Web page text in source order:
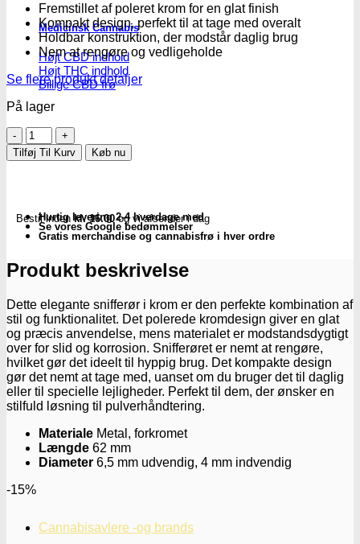
Medicinsk Cannabis
Højt CBD indhold
Højt THC indhold
Billige CBD frø
Cannabisavlere -og brands
Fremstillet af poleret krom for en glat finish
Kompakt design, perfekt til at tage med overalt
Holdbar konstruktion, der modstår daglig brug
Nem at rengøre og vedligeholde
Se flere produkt detaljer
På lager
Almindeligt
snifferør
i
Tilføj Til Kurv Køb nu
Bestil indenkl. 16.00og vi afsender i dag
Hurtig levering 2-4 hverdage med
Se vores Google bedømmelser
Gratis merchandise og cannabisfrø i hver ordre
Produkt beskrivelse
Dette elegante snifferør i krom er den perfekte kombination af
stil og funktionalitet. Det polerede kromdesign giver en glat
og præcis anvendelse, mens materialet er modstandsdygtigt
over for slid og korrosion. Snifferøret er nemt at rengøre,
hvilket gør det ideelt til hyppig brug. Det kompakte design
gør det nemt at tage med, uanset om du bruger det til daglig
eller til specielle lejligheder. Perfekt til dem, der ønsker en
stilfuld løsning til pulverhåndtering.
Materiale Metal, forkromet
Længde 62 mm
Diameter 6,5 mm udvendig, 4 mm indvendig
-15%